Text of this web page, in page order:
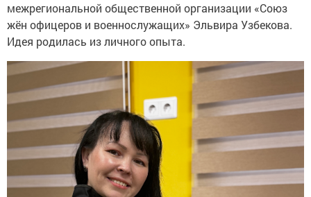
межрегиональной общественной организации «Союз
жён офицеров и военнослужащих» Эльвира Узбекова.
Идея родилась из личного опыта.